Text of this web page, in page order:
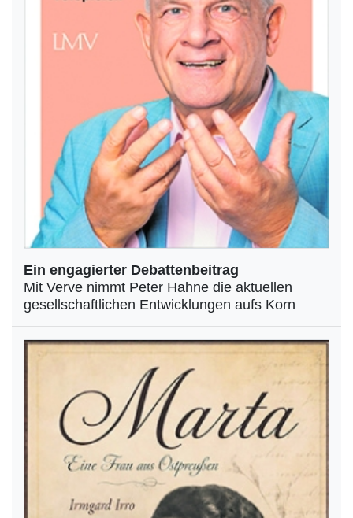
Ein engagierter Debattenbeitrag
Mit Verve nimmt Peter Hahne die aktuellen
gesellschaftlichen Entwicklungen aufs Korn